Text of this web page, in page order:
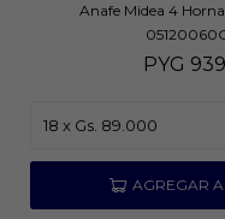
Anafe Midea 4
PYG